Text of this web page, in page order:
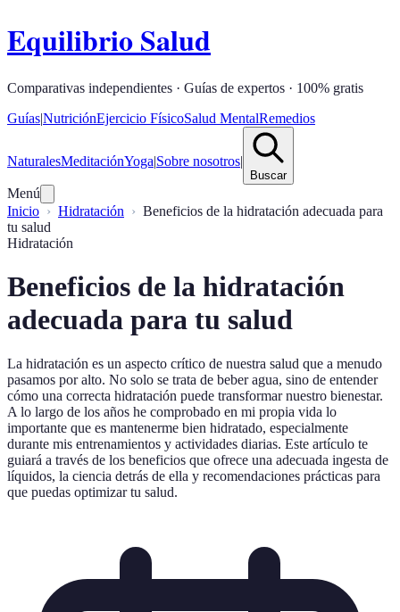
Equilibrio Salud
Comparativas independientes · Guías de expertos · 100% gratis
Guías|NutriciónEjercicio FísicoSalud MentalRemedios
NaturalesMeditaciónYoga|Sobre nosotros|
Buscar
Menú
Inicio
Hidratación
Beneficios de la hidratación adecuada para
tu salud
Hidratación
Beneficios de la hidratación
adecuada para tu salud
La hidratación es un aspecto crítico de nuestra salud que a menudo
pasamos por alto. No solo se trata de beber agua, sino de entender
cómo una correcta hidratación puede transformar nuestro bienestar.
A lo largo de los años he comprobado en mi propia vida lo
importante que es mantenerme bien hidratado, especialmente
durante mis entrenamientos y actividades diarias. Este artículo te
guiará a través de los beneficios que ofrece una adecuada ingesta de
líquidos, la ciencia detrás de ella y recomendaciones prácticas para
que puedas optimizar tu salud.